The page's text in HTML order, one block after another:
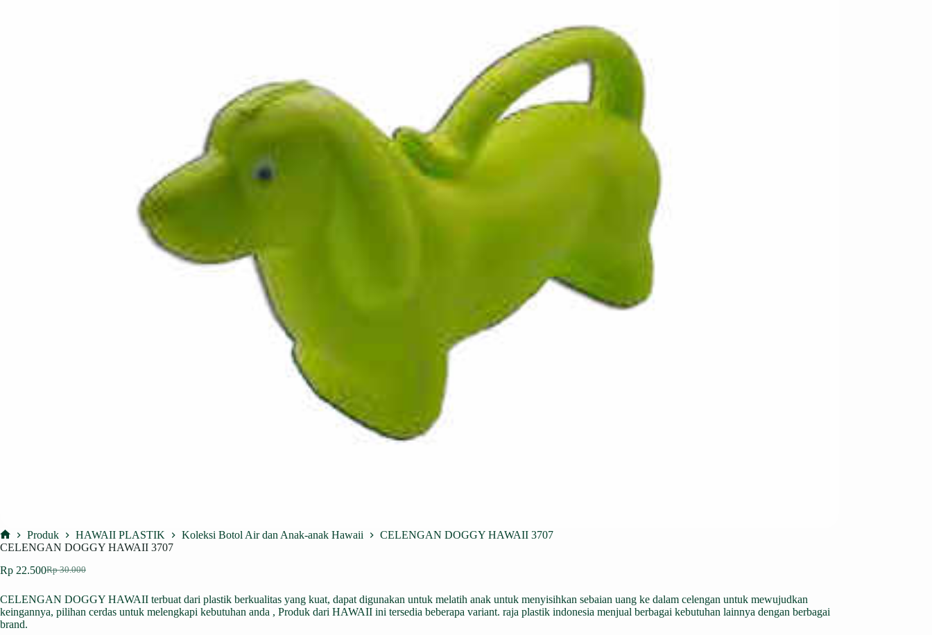
Home
Produk HAWAII PLASTIK Koleksi Botol Air dan Anak-anak Hawaii
CELENGAN DOGGY HAWAII 3707
CELENGAN DOGGY HAWAII 3707
Rp30.000
Harga
adalah:
Rp 30.000.
Rp 22.500Harga
ini
adalah:
CELENGAN DOGGY HAWAII terbuat dari plastik berkualitas yang kuat, dapat digunakan untuk melatih anak untuk menyisihkan sebaian uang ke dalam celengan untuk mewujudkan
keingannya, pilihan cerdas untuk melengkapi kebutuhan anda , Produk dari HAWAII ini tersedia beberapa variant. raja plastik indonesia menjual berbagai kebutuhan lainnya dengan berbagai
brand.